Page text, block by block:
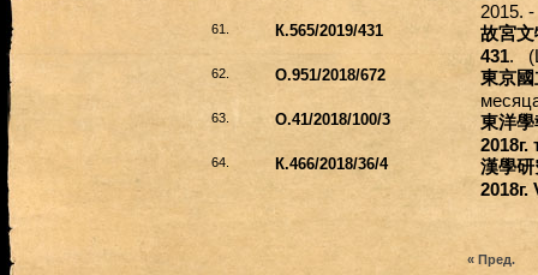
2015.
61. К.565/2019/431 故宮
431.
62. О.951/2018/672 東京
63. О.41/2018/100/3 東洋學
2018г.
64. К.466/2018/36/4 漢學研
« Пред.